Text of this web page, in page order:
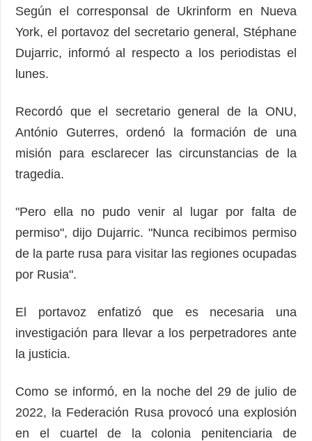
Según el corresponsal de Ukrinform en Nueva
York, el portavoz del secretario general, Stéphane
Dujarric, informó al respecto a los periodistas el
lunes.
Recordó que el secretario general de la ONU,
António Guterres, ordenó la formación de una
misión para esclarecer las circunstancias de la
tragedia.
"Pero ella no pudo venir al lugar por falta de
permiso", dijo Dujarric. "Nunca recibimos permiso
de la parte rusa para visitar las regiones ocupadas
por Rusia".
El portavoz enfatizó que es necesaria una
investigación para llevar a los perpetradores ante
la justicia.
Como se informó, en la noche del 29 de julio de
2022, la Federación Rusa provocó una explosión
en el cuartel de la colonia penitenciaria de